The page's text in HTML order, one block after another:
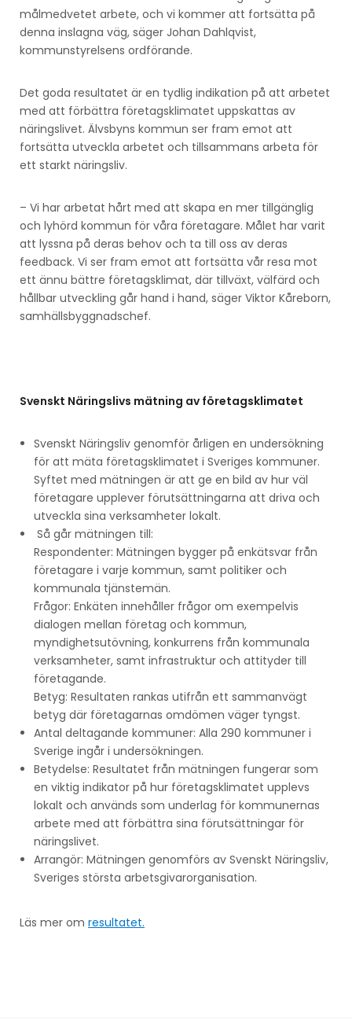
målmedvetet arbete, och vi kommer att fortsätta på
denna inslagna väg, säger Johan Dahlqvist,
kommunstyrelsens ordförande.
Det goda resultatet är en tydlig indikation på att arbetet
med att förbättra företagsklimatet uppskattas av
näringslivet. Älvsbyns kommun ser fram emot att
fortsätta utveckla arbetet och tillsammans arbeta för
ett starkt näringsliv.
– Vi har arbetat hårt med att skapa en mer tillgänglig
och lyhörd kommun för våra företagare. Målet har varit
att lyssna på deras behov och ta till oss av deras
feedback. Vi ser fram emot att fortsätta vår resa mot
ett ännu bättre företagsklimat, där tillväxt, välfärd och
hållbar utveckling går hand i hand, säger Viktor Kåreborn,
samhällsbyggnadschef.
Svenskt Näringslivs mätning av företagsklimatet
Svenskt Näringsliv genomför årligen en undersökning
för att mäta företagsklimatet i Sveriges kommuner.
Syftet med mätningen är att ge en bild av hur väl
företagare upplever förutsättningarna att driva och
utveckla sina verksamheter lokalt.
Så går mätningen till:
Respondenter: Mätningen bygger på enkätsvar från
företagare i varje kommun, samt politiker och
kommunala tjänstemän.
Frågor: Enkäten innehåller frågor om exempelvis
dialogen mellan företag och kommun,
myndighetsutövning, konkurrens från kommunala
verksamheter, samt infrastruktur och attityder till
företagande.
Betyg: Resultaten rankas utifrån ett sammanvägt
betyg där företagarnas omdömen väger tyngst.
Antal deltagande kommuner: Alla 290 kommuner i
Sverige ingår i undersökningen.
Betydelse: Resultatet från mätningen fungerar som
en viktig indikator på hur företagsklimatet upplevs
lokalt och används som underlag för kommunernas
arbete med att förbättra sina förutsättningar för
näringslivet.
Arrangör: Mätningen genomförs av Svenskt Näringsliv,
Sveriges största arbetsgivarorganisation.
Läs mer om resultatet.